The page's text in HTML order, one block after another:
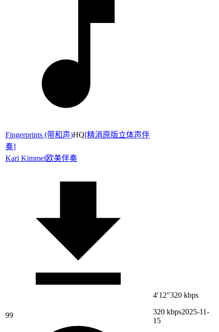
Fingerprints (带和声)HQ[精消原版立体声伴
奏]
Kari Kimmel欧美伴奏
99
4′12″320 kbps
320 kbps2025-11-
15